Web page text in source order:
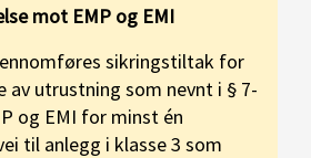
mot EMP og EMI
sikringstiltak for
av utrustning som nevnt i § 7-
og EMI for minst én
til anlegg i klasse 3 som